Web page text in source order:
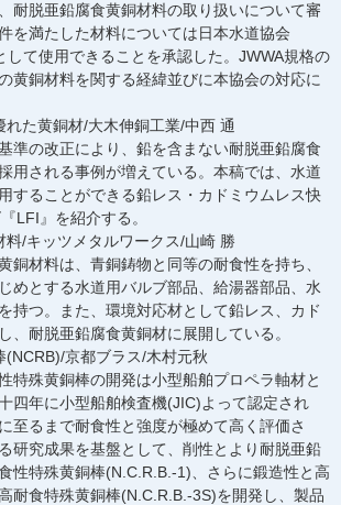
耐脱亜鉛腐食黄銅材料の取り扱いについて審
を満たした材料については日本水道協会
して使用できることを承認した。JWWA規格の
黄銅材料を関する経緯並びに本協会の対応に
れた黄銅材/大木伸銅工業/中西 通
準の改正により、鉛を含まない耐脱亜鉛腐食
用される事例が増えている。本稿では、水道
することができる鉛レス・カドミウムレス快
LFI』を紹介する。
料/キッツメタルワークス/山崎 勝
銅材料は、青銅鋳物と同等の耐食性を持ち、
めとする水道用バルブ部品、給湯器部品、水
持つ。また、環境対応材として鉛レス、カド
、耐脱亜鉛腐食黄銅材に展開している。
(NCRB)/京都ブラス/木村元秋
特殊黄銅棒の開発は小型船舶プロペラ軸材と
四年に小型船舶検査機(JIC)よって認定され
至るまで耐食性と強度が極めて高く評価さ
研究成果を基盤として、削性とより耐脱亜鉛
性特殊黄銅棒(N.C.R.B.-1)、さらに鍛造性と高
耐食特殊黄銅棒(N.C.R.B.-3S)を開発し、製品